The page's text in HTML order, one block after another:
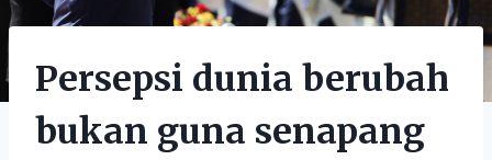
Persepsi dunia berubah
bukan guna senapang